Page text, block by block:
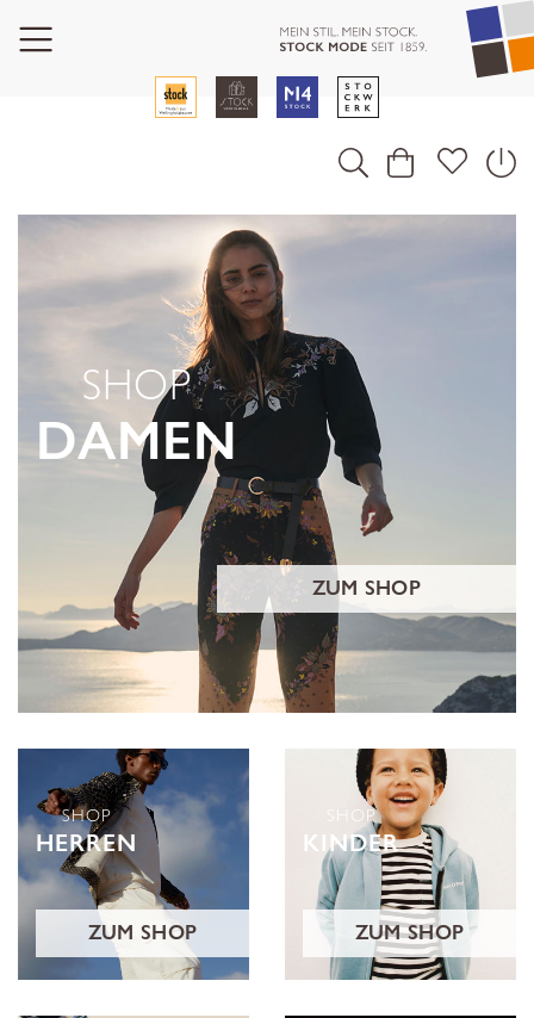
SHOP
DAMEN
ZUM SHOP
SHOP
HERREN
ZUM SHOP
SHOP
KINDER
ZUM SHOP